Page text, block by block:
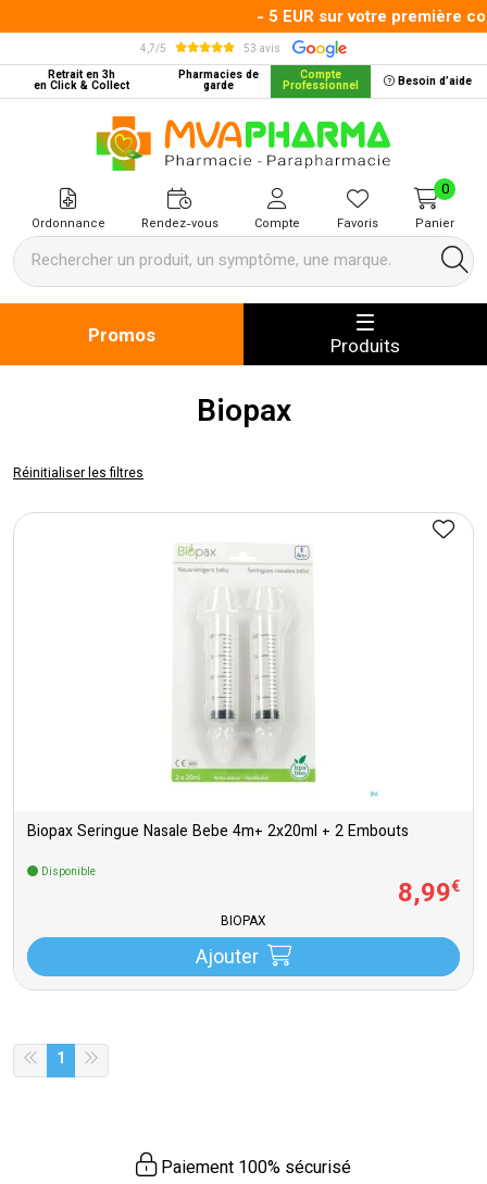
- 5 EUR sur votre première
4,7/5
53 avis
Retrait en 3h
en Click & Collect
Pharmacies de
garde
Compte
Professionnel Besoin d’aide
MVA Pharma Votre pharmacie
Ordonnance Rendez-vous Compte Favoris Panier
0
Promos Produits
Biopax
Réinitialiser les filtres
Biopax Seringue Nasale Bebe 4m+ 2x20ml + 2 Embouts
Disponible
8,99€
BIOPAX
Ajouter
1
Paiement 100% sécurisé